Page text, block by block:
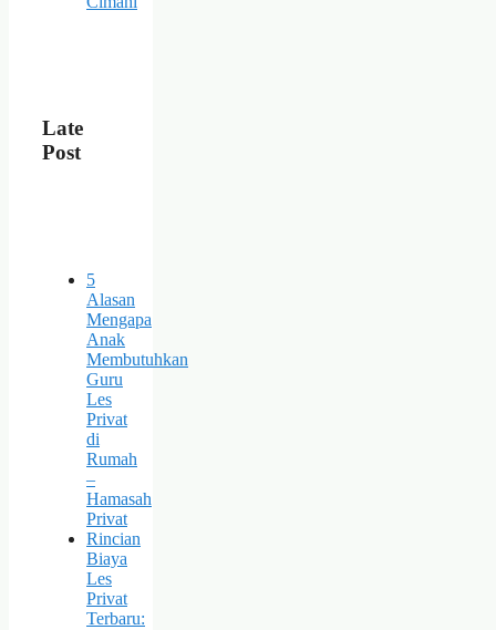
Late
Post
5
Alasan
Mengapa
Anak
Membutuhkan
Guru
Les
Privat
di
Rumah
–
Hamasah
Privat
Rincian
Biaya
Les
Privat
Terbaru: